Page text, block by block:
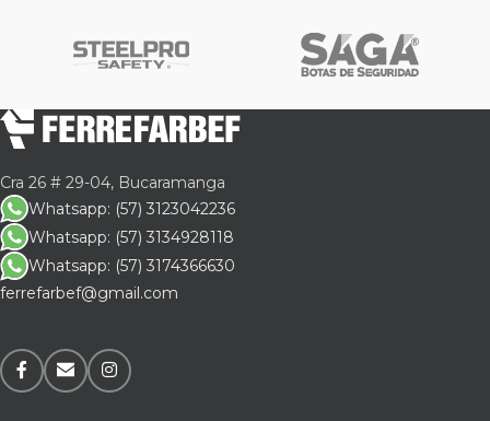
Cra 26 # 29-04, Bucaramanga
Whatsapp: (57) 3123042236
Whatsapp: (57) 3134928118
Whatsapp: (57) 3174366630
ferrefarbef@gmail.com